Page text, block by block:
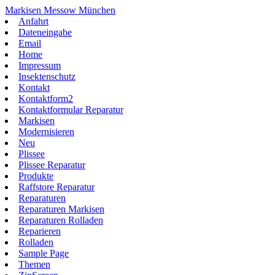
Zum
Inhalt
springen
Markisen Messow München
Anfahrt
Dateneingabe
Email
Home
Impressum
Insektenschutz
Kontakt
Kontaktform2
Kontaktformular Reparatur
Markisen
Modernisieren
Neu
Plissee
Plissee Reparatur
Produkte
Raffstore Reparatur
Reparaturen
Reparaturen Markisen
Reparaturen Rolladen
Reparieren
Rolladen
Sample Page
Themen